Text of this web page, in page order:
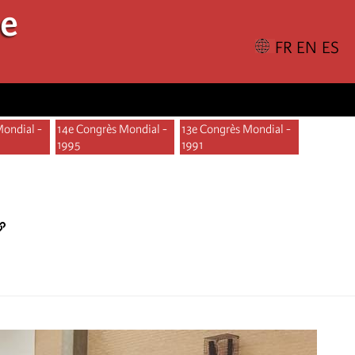
-
14e Congrès Mondial -
1995
13e Congrès Mondial -
1991